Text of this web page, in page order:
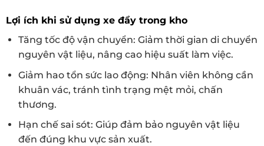
Lợi ích khi sử dụng xe đẩy trong kho
Tăng tốc độ vận chuyển: Giảm thời gian di chuyển
nguyên vật liệu, nâng cao hiệu suất làm việc.
Giảm hao tổn sức lao động: Nhân viên không cần
khuân vác, tránh tình trạng mệt mỏi, chấn
thương.
Hạn chế sai sót: Giúp đảm bảo nguyên vật liệu
đến đúng khu vực sản xuất.